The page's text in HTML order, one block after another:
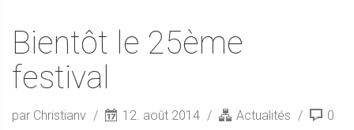
Bientôt le 25ème
festival
par Christianv 12. août 2014 Actualités 0